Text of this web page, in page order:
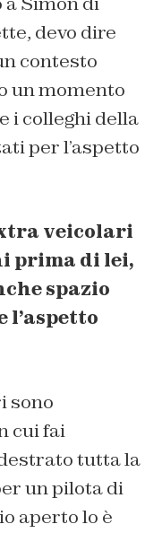
devo dire
contesto
un momento
i colleghi della
per l’aspetto
veicolari
prima di lei,
spazio
l’aspetto
sono
cui fai
tutta la
un pilota di
aperto lo è